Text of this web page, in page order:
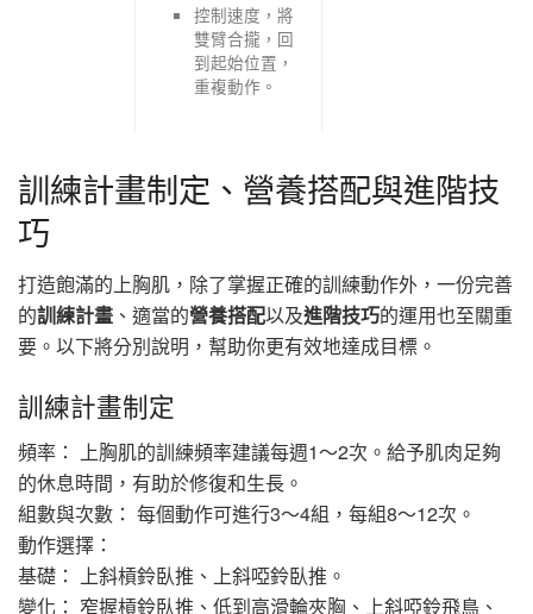
控制速度，將
雙臂合攏，回
到起始位置，
重複動作。
訓練計畫制定、營養搭配與進階技
巧
打造飽滿的上胸肌，除了掌握正確的訓練動作外，一份完善
的訓練計畫 、適當的營養搭配以及進階技巧的運用也至關重
要。以下將分別說明，幫助你更有效地達成目標。
訓練計畫制定
頻率： 上胸肌的訓練頻率建議每週1～2次。給予肌肉足夠
的休息時間，有助於修復和生長。
組數與次數： 每個動作可進行3～4組，每組8～12次。
動作選擇：
基礎： 上斜槓鈴臥推、上斜啞鈴臥推。
變化： 窄握槓鈴臥推、低到高滑輪夾胸、上斜啞鈴飛鳥、